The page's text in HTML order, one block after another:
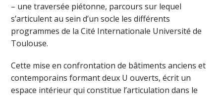
– une traversée piétonne, parcours sur lequel
s’articulent au sein d’un socle les différents
programmes de la Cité Internationale Université de
Toulouse.
Cette mise en confrontation de bâtiments anciens et
contemporains formant deux U ouverts, écrit un
espace intérieur qui constitue l’articulation dans le